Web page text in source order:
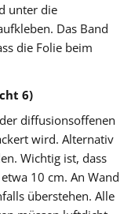
unter die
Das Band
die Folie beim
6)
diffusionsoffenen
wird. Alternativ
Wichtig ist, dass
10 cm. An Wand
überstehen. Alle